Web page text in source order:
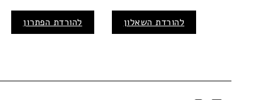
להורדת השאלון להורדת הפתרון